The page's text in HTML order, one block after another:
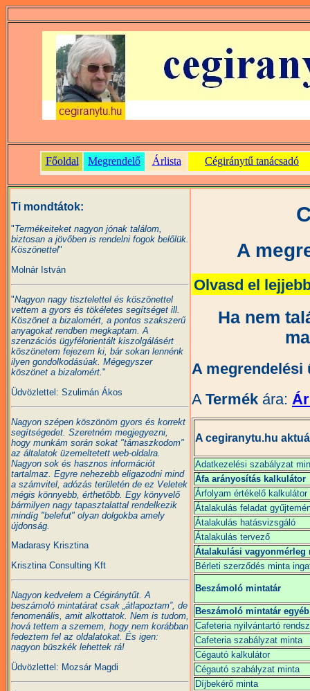
Ti mondtátok:
"Termékeiteket nagyon jónak találom,
biztosan a jövőben is rendelni fogok belőlük.
Köszönettel"
Molnár István
"Nagyon nagy tisztelettel és köszönettel
vettem a gyors és tökéletes segítséget ill.
Köszönet a bizalomért, a pontos szakszerű
anyagokat rendben megkaptam. A
szenzációs ügyfélorientált kiszolgálásért
köszönetem fejezem ki, bár sokan lennénk
ilyen gondolkodásúak. Mégegyszer
köszönet a bizalomért."
Üdvözlettel: Szulimán Ákos
Nagyon szépen köszönöm gyors és korrekt
segítségedet. Szeretném megjegyezni,
hogy munkám során sokat "támaszkodom"
az általatok üzemeltetett web-oldalra.
Nagyon sok és hasznos információt
tartalmaz. Egyre nehezebb eligazodni mind
a számvitel, adózás területén de ez Veletek
mégis könnyebb, érthetőbb. Egy könyvelő
bármilyen nagy tapasztalattal rendelkezik
mindíg "belefut" olyan dolgokba amely
újdonság.
Madarasy Krisztina
Krisztina Consulting Kft
Nagyon kedvelem a Cégiránytűt. A
beszámoló mintatárat csak „átlapoztam”, de
fenomenális, amit alkottatok. Nem is tudom,
hová tettem a szemem, hogy nem korábban
fedeztem fel az oldalatokat. És igen:
nagyon büszkék lehettek rá!
Üdvözlettel: Mozsár Magdi
A
Olvasd el
Ha nem
A
A Termék ára:
A cegiranytu.hu
Adatkezelési szabályzat
Áfa arányosítás kalkulátor
Árfolyam értékelő kalkulátor
Átalakulás feladat
Átalakulás hatásvizsgáló
Átalakulás tervező
Átalakulási vagyonmérleg
Bérleti szerződés minta
Beszámoló mintatár
Beszámoló mintatár
Cafeteria nyilvántartó
Cafeteria szabályzat minta
Cégautó kalkulátor
Cégautó szabályzat minta
Díjbekérő minta